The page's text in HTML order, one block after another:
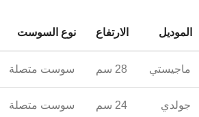
الموديل الارتفاع نوع السوست
ماجيستي 28 سم سوست متصلة
جولدي 24 سم سوست متصلة